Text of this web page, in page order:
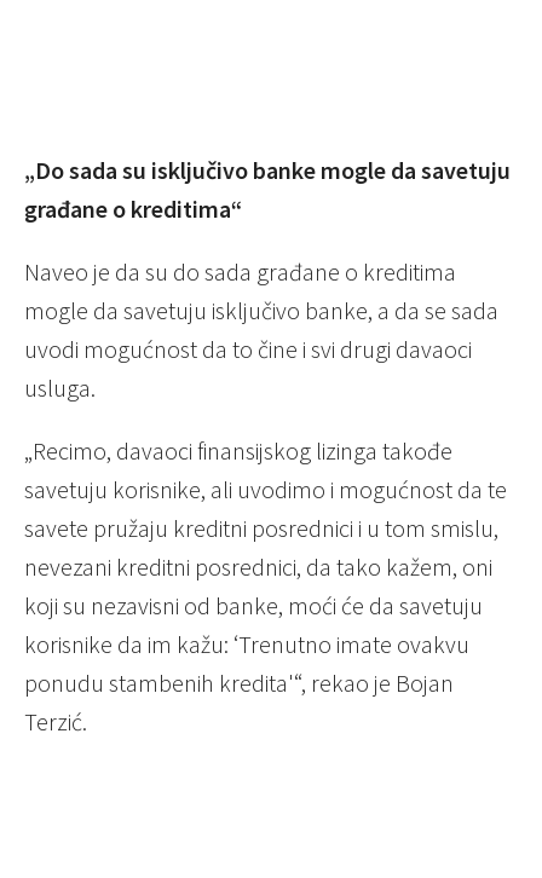
„Do sada su isključivo banke mogle da savetuju
građane o kreditima“
Naveo je da su do sada građane o kreditima
mogle da savetuju isključivo banke, a da se sada
uvodi mogućnost da to čine i svi drugi davaoci
usluga.
„Recimo, davaoci finansijskog lizinga takođe
savetuju korisnike, ali uvodimo i mogućnost da te
savete pružaju kreditni posrednici i u tom smislu,
nevezani kreditni posrednici, da tako kažem, oni
koji su nezavisni od banke, moći će da savetuju
korisnike da im kažu: ‘Trenutno imate ovakvu
ponudu stambenih kredita'“, rekao je Bojan
Terzić.